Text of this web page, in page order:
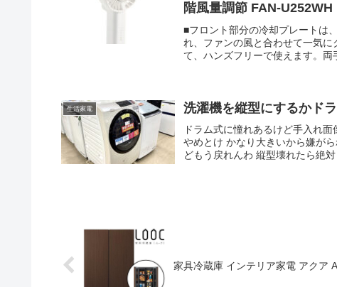
階風量調節 FAN-U252WH
■フロント部分の冷却プレートは
れ、ファンの風と合わせて一気
て、ハンズフリーで使えます。両
量調節ができます。■異物が羽根
コンから充電できます。■※本製
ください。■充電中は赤、ファン
ランプ付きです。■過充電・過放
部含まず）■保証期間:1年間ご注
検討いただいた上でご注文くださ
生活家電 洗濯機を縦型にするかド
ドラム式に憧れあるけど手入れ
やめとけ かなり大きいから嫌が
どもう戻れんわ 縦型壊れたら絶
家具冷蔵庫 インテリア家電 アクア